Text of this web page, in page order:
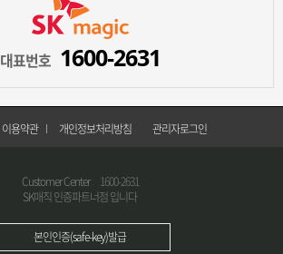
대표번호 1600-2631
이용약관 개인정보처리방침 관리자로그인
Customer Center 1600-2631
SK매직 인증파트너점 입니다
본인인증(safe-key)발급